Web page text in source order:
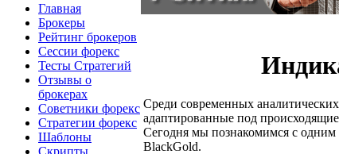
Главная
Брокеры
Рейтинг брокеров
Сессии форекс
Тесты Стратегий
Отзывы о
брокерах
Советники форекс
Стратегии форекс
Шаблоны
Скрипты
Среди современных
адаптированные под
Сегодня мы познакомимся с одним
BlackGold.